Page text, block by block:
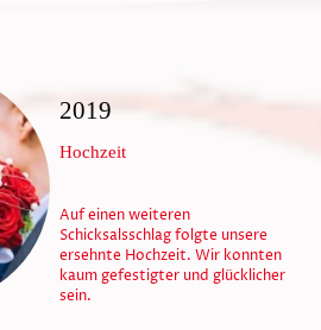
2019
Hochzeit
Auf einen weiteren
Schicksalsschlag folgte unsere
ersehnte Hochzeit. Wir konnten
kaum gefestigter und glücklicher
sein.